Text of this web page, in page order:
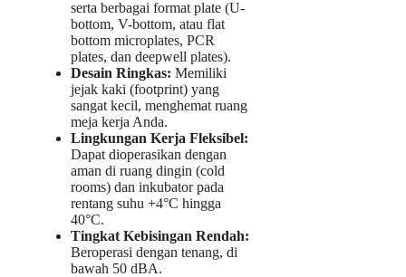
serta berbagai format plate (U-
bottom, V-bottom, atau flat
bottom microplates, PCR
plates, dan deepwell plates).
Desain Ringkas: Memiliki
jejak kaki (footprint) yang
sangat kecil, menghemat ruang
meja kerja Anda.
Lingkungan Kerja Fleksibel:
Dapat dioperasikan dengan
aman di ruang dingin (cold
rooms) dan inkubator pada
rentang suhu +4°C hingga
40°C.
Tingkat Kebisingan Rendah:
Beroperasi dengan tenang, di
bawah 50 dBA.